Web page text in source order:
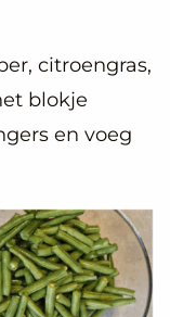
citroengras,
blokje
en voeg